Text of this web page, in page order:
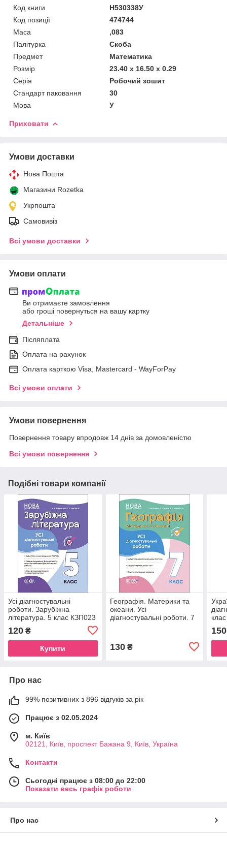
Код книги
Н530338У
Код позиції
474744
Маса
,083
Палітурка
Скоба
Предмет
Математика
Розмір
23.40 x 16.50 x 0.29
Серія
Робочий зошит
Стандарт паковання
30
Мова
У
Приховати
Умови доставки
Нова Пошта
Магазини Rozetka
Укрпошта
Самовивіз
Всі умови доставки
Умови оплати
Ви отримаєте замовлення
або гроші повернуться на вашу картку
Детальніше
Післяплата
Оплата на рахунок
Оплата карткою Visa, Mastercard - WayForPay
Всі умови оплати
Умови повернення
Повернення товару впродовж 14 днів за домовленістю
Всі умови повернення
Подібні товари компанії
Усі діагностувальні
роботи. Зарубіжна
література. 5 клас КЗП023
120 ₴
Купити
Географія. Материки та
океани. Усі
діагностувальні роботи. 7
130₴
150
Про нас
99% позитивних з 896 відгуків за рік
Працює з 02.05.2024
м. Київ
02121, Київ, проспект Бажана 9, Київ, Україна
Контакти
Сьогодні працює з 08:00 до 22:00
Показати весь графік роботи
Про нас